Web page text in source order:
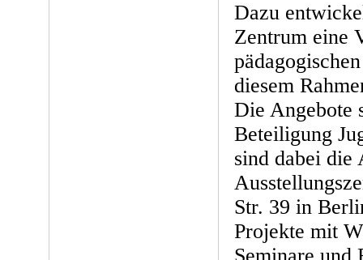
Dazu
Zentrum eine
diesem
Die Angebote
Beteiligung
sind dabei die
Str. 39 in
Projekte mit